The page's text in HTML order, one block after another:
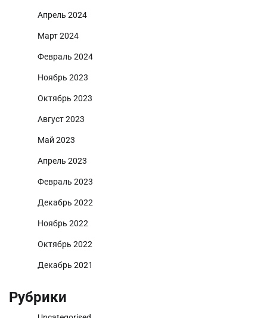
Апрель 2024
Март 2024
Февраль 2024
Ноябрь 2023
Октябрь 2023
Август 2023
Май 2023
Апрель 2023
Февраль 2023
Декабрь 2022
Ноябрь 2022
Октябрь 2022
Декабрь 2021
Рубрики